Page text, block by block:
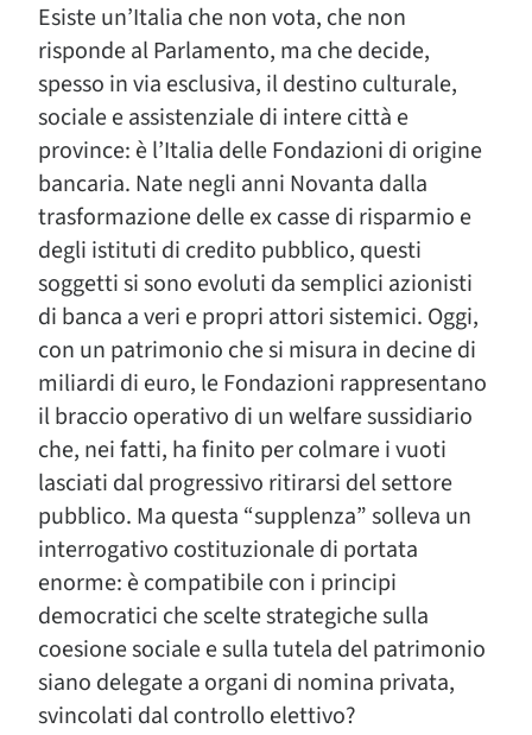
Esiste un’Italia che non vota, che non
risponde al Parlamento, ma che decide,
spesso in via esclusiva, il destino culturale,
sociale e assistenziale di intere città e
province: è l’Italia delle Fondazioni di origine
bancaria. Nate negli anni Novanta dalla
trasformazione delle ex casse di risparmio e
degli istituti di credito pubblico, questi
soggetti si sono evoluti da semplici azionisti
di banca a veri e propri attori sistemici. Oggi,
con un patrimonio che si misura in decine di
miliardi di euro, le Fondazioni rappresentano
il braccio operativo di un welfare sussidiario
che, nei fatti, ha finito per colmare i vuoti
lasciati dal progressivo ritirarsi del settore
pubblico. Ma questa “supplenza” solleva un
interrogativo costituzionale di portata
enorme: è compatibile con i principi
democratici che scelte strategiche sulla
coesione sociale e sulla tutela del patrimonio
siano delegate a organi di nomina privata,
svincolati dal controllo elettivo?